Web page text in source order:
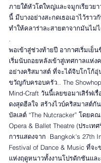
ภายใต้หัวโตใหญ่และจมูกเรียวย
นี้ มีบางอย่างสะกดเธอเอาไว้ราว
ทำให้คลาร่าละสายตาจากมันไม่
.
พอเข้าสู่ช่วงท้ายปี อากาศเริ่มเย็
เริ่มนับถอยหลังเข้าสู่เทศกาลแห่
อย่างคริสมาสต์ ที่จะได้จิบโกโก้
ขวัญกับครอบครัว.. The
Mind-Craft วันนี้เลยขอมาเสิร์ฟเ
ดงสุดฮีลใจ สร้างไวบ์คริสมาสต์กั
บัลเลต์ “The Nutcracker” โดยค
Opera & Ballet Theatre (ประเท
การแสดงจาก  Bangkok's 27th
Festival of Dance & Music ที่จะ
แห่งฤดูหนาวทั้งงานโปรดักชันแล